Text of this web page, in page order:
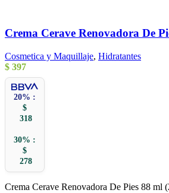
Crema Cerave Renovadora De
Cosmetica y Maquillaje, Hidratantes
$ 397
20% :
$
318
30% :
$
278
Crema Cerave Renovadora De Pies 88 ml